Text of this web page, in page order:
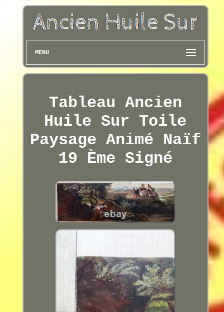
MENU
Tableau Ancien
Huile Sur Toile
Paysage Animé Naïf
19 Ème Signé